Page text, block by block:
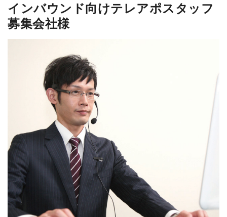
インバウンド向けテレアポスタッフ
募集会社様